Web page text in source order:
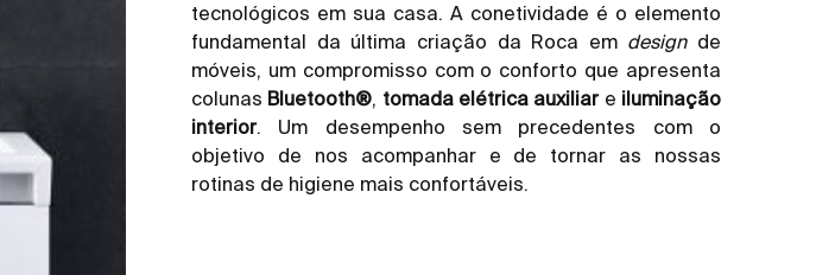
tecnológicos em sua casa. A conetividade é o elemento
fundamental da última criação da Roca em designde
móveis, um compromisso com o conforto que apresenta
colunas Bluetooth® tomada elétrica auxiliare iluminação
interior. Um desempenho sem precedentes com o
objetivo de nos acompanhar e de tornar as nossas
rotinas de higiene mais confortáveis.